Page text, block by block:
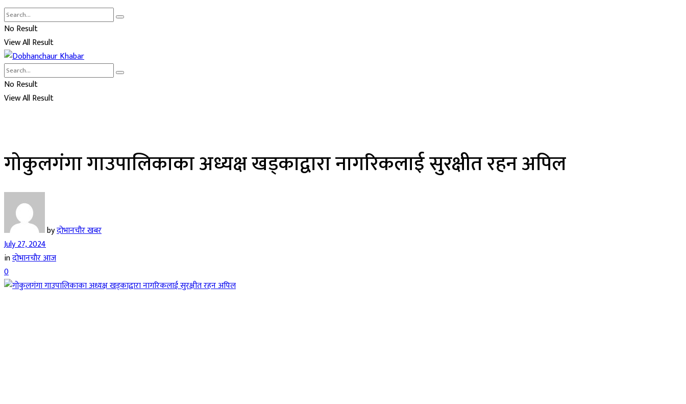
No Result
View All Result
No Result
View All Result
गोकुलगंगा गाउपालिकाका अध्यक्ष खड्काद्वारा नागरिकलाई सुरक्षीत रहन अपिल
byदोभानचौर खबर
July 27, 2024
inदाेभानचाैर आज
0